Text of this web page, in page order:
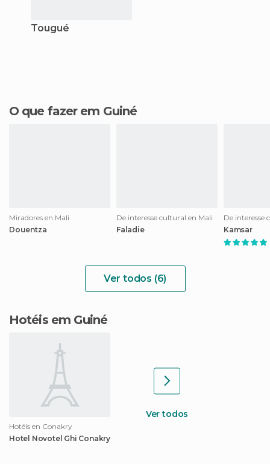
Tougué
O que fazer em Guiné
Miradores en Mali
Douentza
De interesse cultural en Mali
Faladie
Kamsar
Ver todos (6)
Hotéis em Guiné
Hotéis en Conakry
Hotel Novotel Ghi Conakry
Ver todos